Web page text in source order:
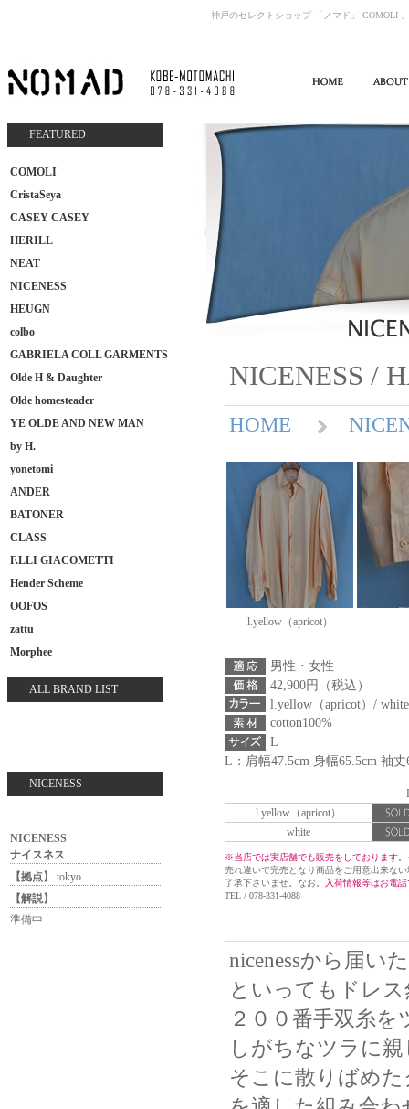
神戸のセレクトショップ 「ノマド」 COMOLI
FEATURED
COMOLI
CristaSeya
CASEY CASEY
HERILL
NEAT
NICENESS
HEUGN
colbo
GABRIELA COLL GARMENTS
Olde H & Daughter
Olde homesteader
YE OLDE AND NEW MAN
by H.
yonetomi
ANDER
BATONER
CLASS
F.LLI GIACOMETTI
Hender Scheme
OOFOS
zattu
Morphee
ALL BRAND LIST
NICENESS
NICENESS
ナイスネス
【拠点】
tokyo
【解説】
準備中
NICENESS /
HOME
l.yellow（apricot）
男性・女性
42,900円（税込）
l.yellow（apricot）/ white
cotton100%
L
L：肩幅47.5cm 身幅65.5cm 袖丈
l.yellow（apricot）
white
※当店では実店舗でも販売をしております。
売れ違いで完売となり商品をご用意出来な
了承下さいませ。なお。
入荷情報等はお電
TEL / 078-331-4088
nicenessから届い
といってもドレス
２００番手双糸
しがちなツラに
そこに散りばめ